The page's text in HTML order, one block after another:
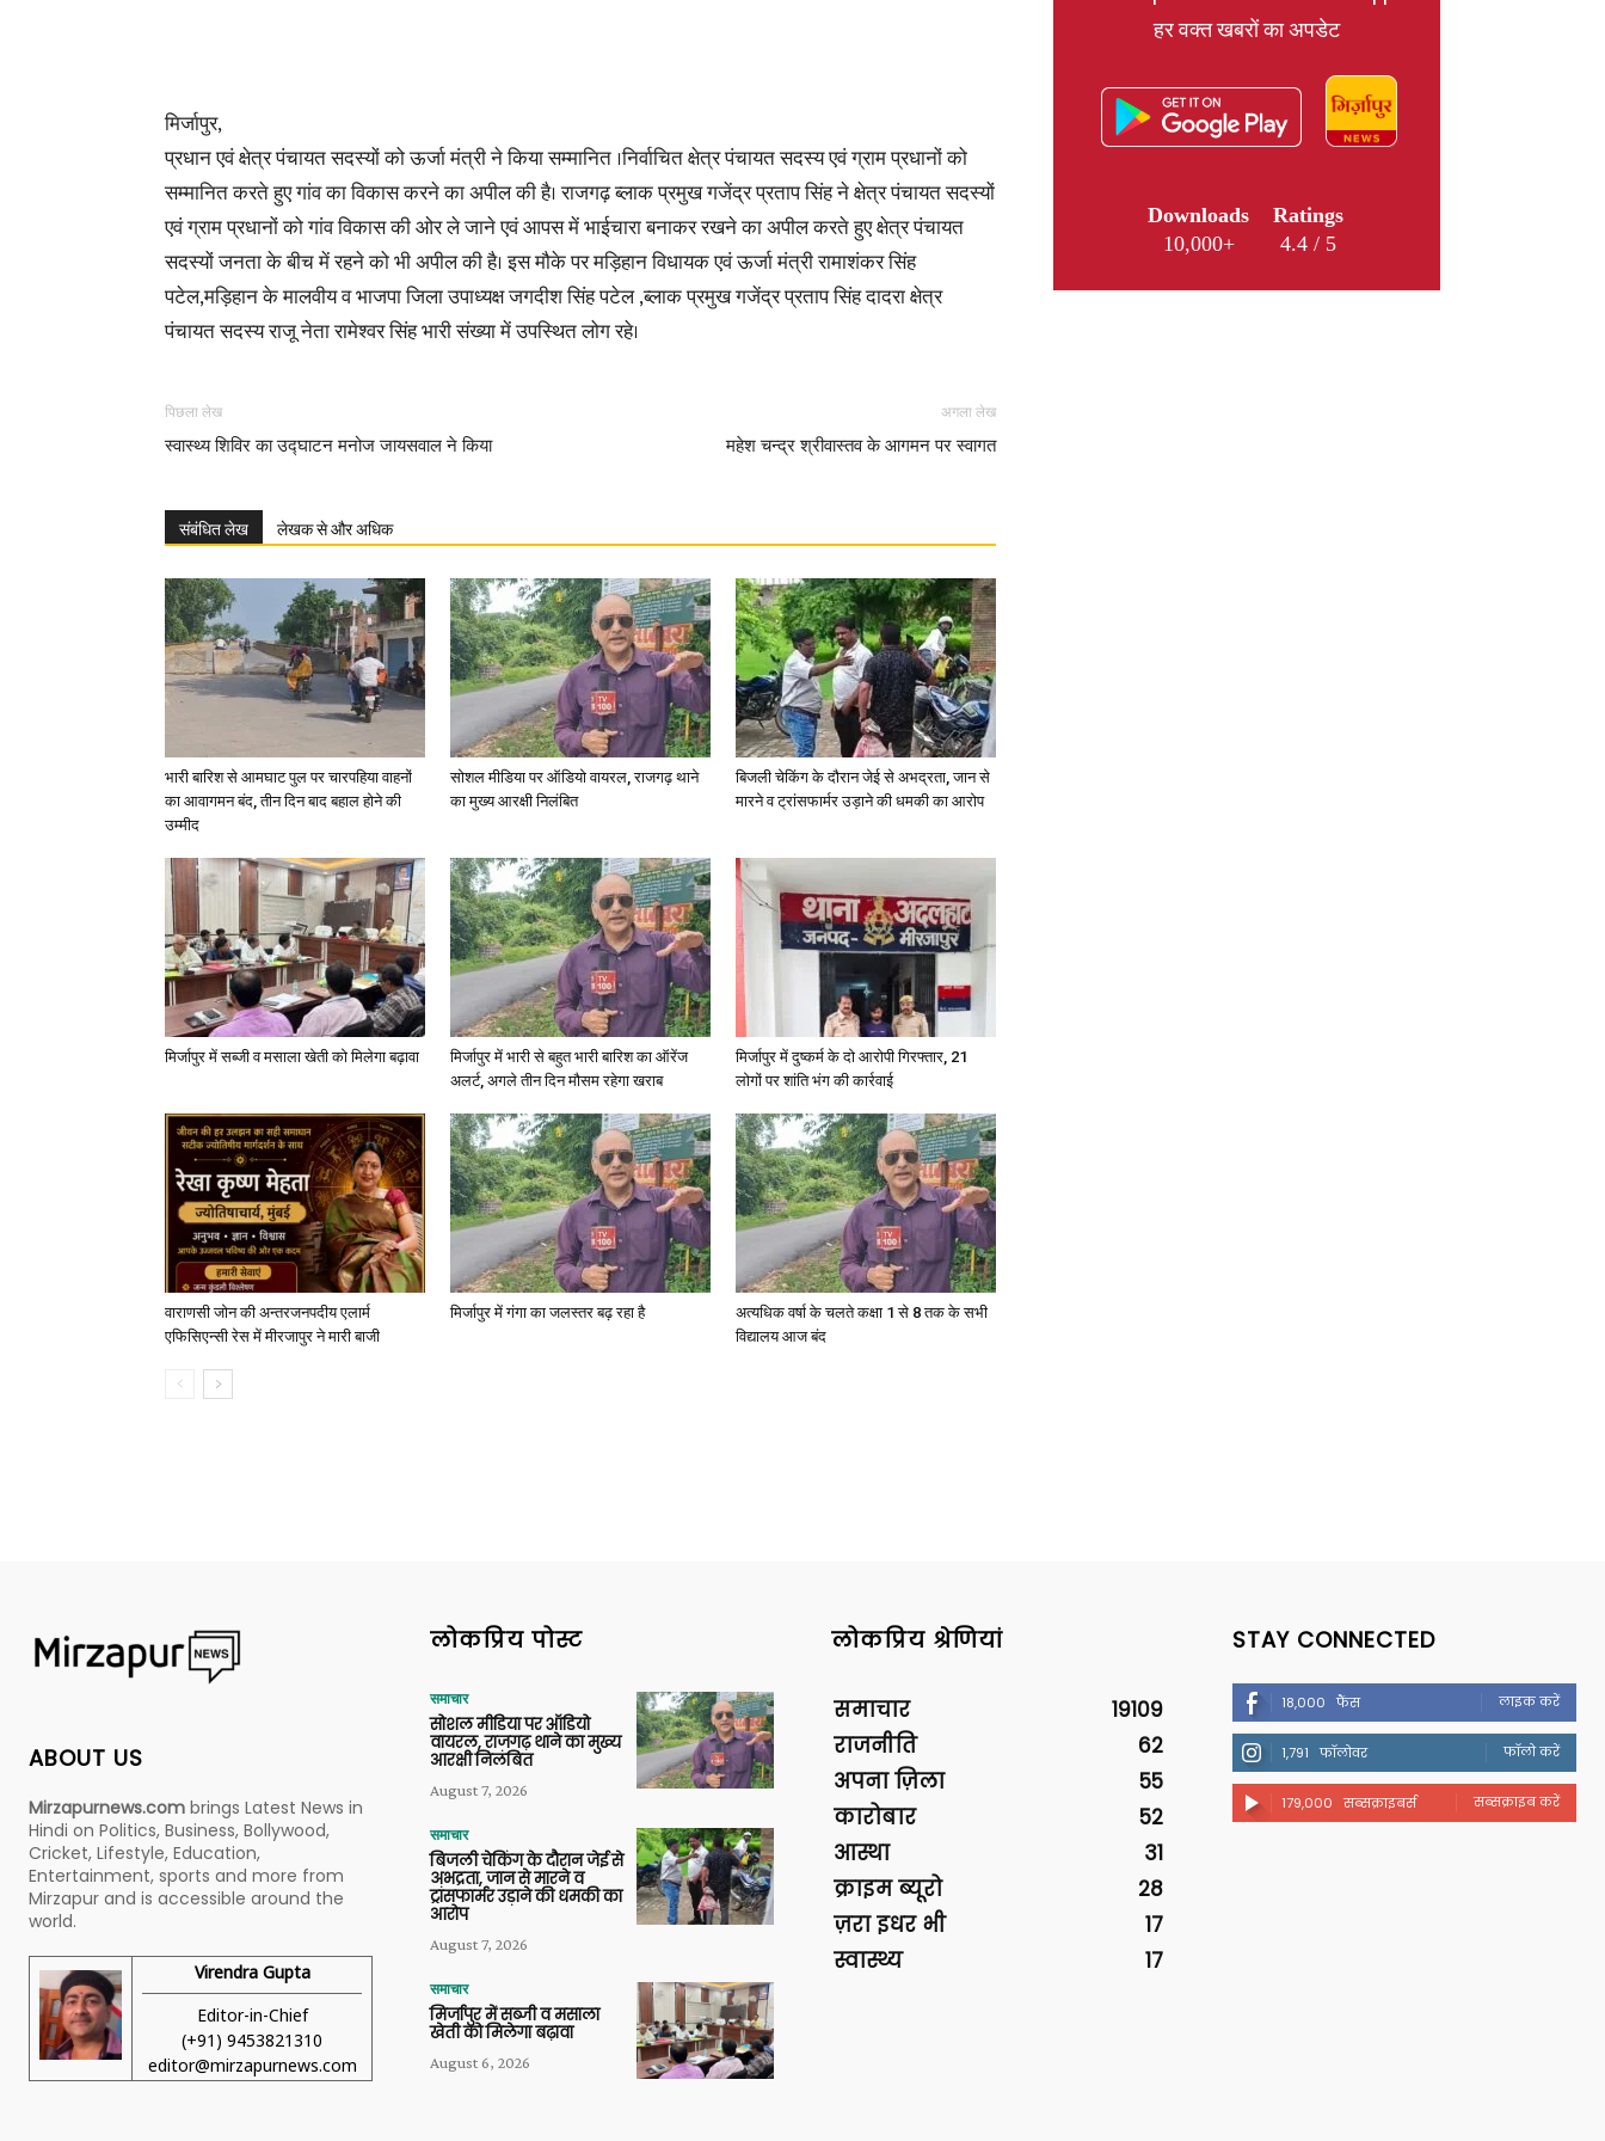
Latest
News
in
Hindi,
Today
Hindi
News
मिर्जापुर,
प्रधान एवं क्षेत्र पंचायत सदस्यों को ऊर्जा मंत्री ने किया सम्मानित ।निर्वाचित क्षेत्र पंचायत सदस्य एवं ग्राम प्रधानों को
सम्मानित करते हुए गांव का विकास करने का अपील की है। राजगढ़ ब्लाक प्रमुख गजेंद्र प्रताप सिंह ने क्षेत्र पंचायत सदस्यों
एवं ग्राम प्रधानों को गांव विकास की ओर ले जाने एवं आपस में भाईचारा बनाकर रखने का अपील करते हुए क्षेत्र पंचायत
सदस्यों जनता के बीच में रहने को भी अपील की है। इस मौके पर मड़िहान विधायक एवं ऊर्जा मंत्री रामाशंकर सिंह
पटेल,मड़िहान के मालवीय व भाजपा जिला उपाध्यक्ष जगदीश सिंह पटेल ,ब्लाक प्रमुख गजेंद्र प्रताप सिंह दादरा क्षेत्र
पंचायत सदस्य राजू नेता रामेश्वर सिंह भारी संख्या में उपस्थित लोग रहे।
पिछला लेख
स्वास्थ्य शिविर का उद्घाटन मनोज जायसवाल ने किया
अगला लेख
महेश चन्द्र श्रीवास्तव के आगमन पर स्वागत
संबंधित लेख लेखक से और अधिक
भारी बारिश से आमघाट पुल पर चारपहिया वाहनों
का आवागमन बंद, तीन दिन बाद बहाल होने की
उम्मीद
सोशल मीडिया पर ऑडियो वायरल, राजगढ़ थाने
का मुख्य आरक्षी निलंबित
बिजली चेकिंग के दौरान जेई से अभद्रता, जान से
मारने व ट्रांसफार्मर उड़ाने की धमकी का आरोप
मिर्जापुर में सब्जी व मसाला खेती को मिलेगा बढ़ावा
मिर्जापुर में भारी से बहुत भारी बारिश का ऑरेंज
अलर्ट, अगले तीन दिन मौसम रहेगा खराब
मिर्जापुर में दुष्कर्म के दो आरोपी गिरफ्तार, 21
लोगों पर शांति भंग की कार्रवाई
वाराणसी जोन की अन्तरजनपदीय एलार्म
एफिसिएन्सी रेस में मीरजापुर ने मारी बाजी
मिर्जापुर में गंगा का जलस्तर बढ़ रहा है
अत्यधिक वर्षा के चलते कक्षा 1 से 8 तक के सभी
विद्यालय आज बंद
हर वक्त खबरों का अपडेट
Downloads
10,000+
Ratings
4.4 / 5
ABOUT US
Mirzapurnews.com brings Latest News in
Hindi on Politics, Business, Bollywood,
Cricket, Lifestyle, Education,
Entertainment, sports and more from
Mirzapur and is accessible around the
world.
Virendra Gupta
Editor-in-Chief
(+91) 9453821310
editor@mirzapurnews.com
लोकप्रिय पोस्ट
समाचार
सोशल मीडिया पर ऑडियो
वायरल, राजगढ़ थाने का मुख्य
आरक्षी निलंबित
August 7, 2026
समाचार
बिजली चेकिंग के दौरान जेई से
अभद्रता, जान से मारने व
ट्रांसफार्मर उड़ाने की धमकी का
आरोप
August 7, 2026
समाचार
मिर्जापुर में सब्जी व मसाला
खेती को मिलेगा बढ़ावा
August 6, 2026
लोकप्रिय श्रेणियां
समाचार
19109
राजनीति
62
अपना ज़िला
55
कारोबार
52
आस्था
31
क्राइम ब्यूरो
28
ज़रा इधर भी
17
स्वास्थ्य
17
STAY CONNECTED
18,000 फैंस लाइक करें
1,791 फॉलोवर फॉलो करें
179,000 सब्सक्राइबर्स सब्सक्राइब करें